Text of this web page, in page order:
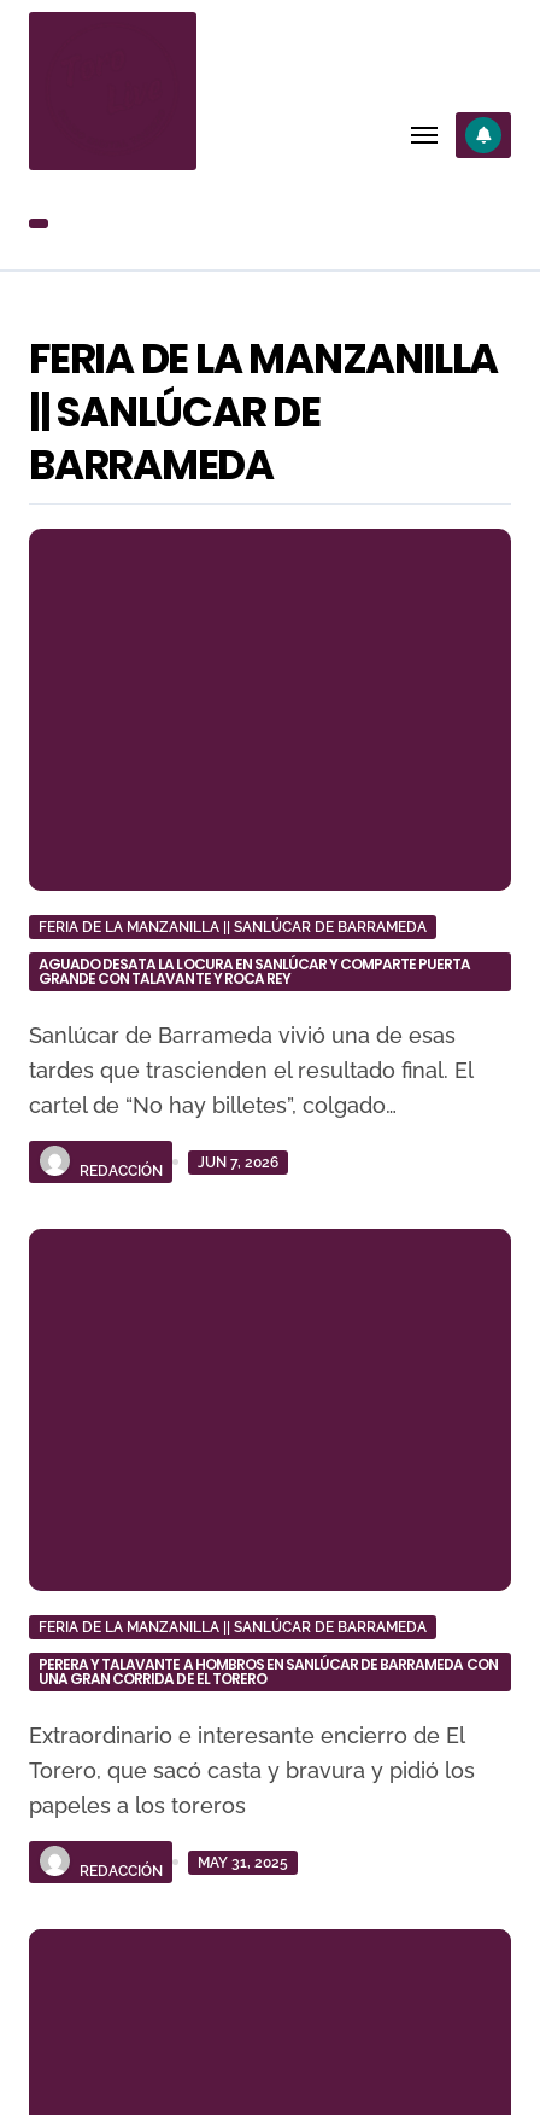
SALTAR
FERIA DE LA MANZANILLA
|| SANLÚCAR DE
BARRAMEDA
FERIA DE LA MANZANILLA || SANLÚCAR DE BARRAMEDA
AGUADO DESATA LA LOCURA EN SANLÚCAR Y COMPARTE PUERTA
GRANDE CON TALAVANTE Y ROCA REY
Sanlúcar de Barrameda vivió una de esas
tardes que trascienden el resultado final. El
cartel de “No hay billetes”, colgado…
REDACCIÓN
JUN 7, 2026
FERIA DE LA MANZANILLA || SANLÚCAR DE BARRAMEDA
PERERA Y TALAVANTE A HOMBROS EN SANLÚCAR DE BARRAMEDA CON
UNA GRAN CORRIDA DE EL TORERO
Extraordinario e interesante encierro de El
Torero, que sacó casta y bravura y pidió los
papeles a los toreros
REDACCIÓN
MAY 31, 2025